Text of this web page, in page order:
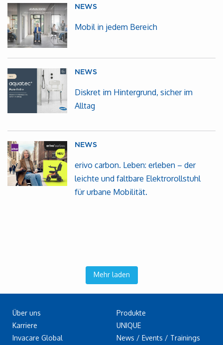
NEWS
Mobil in jedem Bereich
NEWS
Diskret im Hintergrund, sicher im
Alltag
NEWS
erivo carbon. Leben: erleben – der
leichte und faltbare Elektrorollstuhl
für urbane Mobilität.
Mehr laden
Über uns
Karriere
Invacare Global
Produkte
UNIQUE
News / Events / Trainings